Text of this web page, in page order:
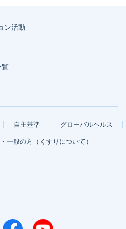
ン活動
覧
自主基準 グローバルヘルス
一般の方（くすりについて）